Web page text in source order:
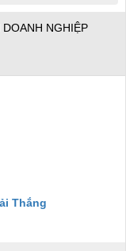
NGHIỆP
Thắng